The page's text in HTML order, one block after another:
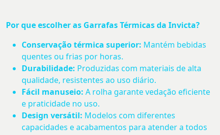
Por que escolher as Garrafas Térmicas da Invicta?
Conservação térmica superior: Mantém bebidas
quentes ou frias por horas.
Durabilidade: Produzidas com materiais de alta
qualidade, resistentes ao uso diário.
Fácil manuseio: A rolha garante vedação eficiente
e praticidade no uso.
Design versátil: Modelos com diferentes
capacidades e acabamentos para atender a todos